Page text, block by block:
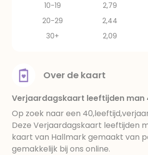
10-19
2,79
20-29
2,44
30+
2,09
Over de kaart
Verjaardagskaart leeftijden man
Op zoek naar een
Deze Verjaardagskaart leeftijden
kaart van Hallmark gemaakt van
gemakkelijk bij ons online.